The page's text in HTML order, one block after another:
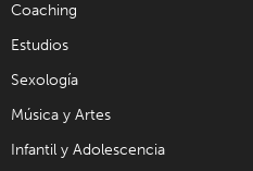
Coaching
Estudios
Sexología
Música y Artes
Infantil y Adolescencia